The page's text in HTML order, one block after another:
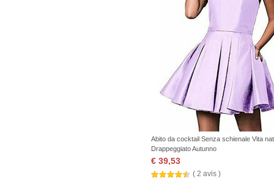
Abito da cocktail Senza schienale Vita
Drappeggiato Autunno
€ 39,53
( 2 avis )